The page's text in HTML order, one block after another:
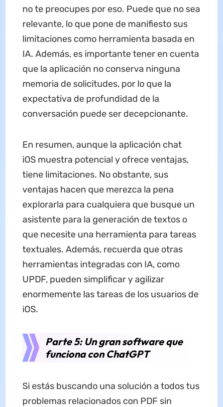
no te preocupes por eso. Puede que no sea
relevante, lo que pone de manifiesto sus
limitaciones como herramienta basada en
IA. Además, es importante tener en cuenta
que la aplicación no conserva ninguna
memoria de solicitudes, por lo que la
expectativa de profundidad de la
conversación puede ser decepcionante.
En resumen, aunque la aplicación chat
iOS muestra potencial y ofrece ventajas,
tiene limitaciones. No obstante, sus
ventajas hacen que merezca la pena
explorarla para cualquiera que busque un
asistente para la generación de textos o
que necesite una herramienta para tareas
textuales. Además, recuerda que otras
herramientas integradas con IA, como
UPDF, pueden simplificar y agilizar
enormemente las tareas de los usuarios de
iOS.
Parte 5: Un gran software que
funciona con ChatGPT
Si estás buscando una solución a todos tus
problemas relacionados con PDF sin